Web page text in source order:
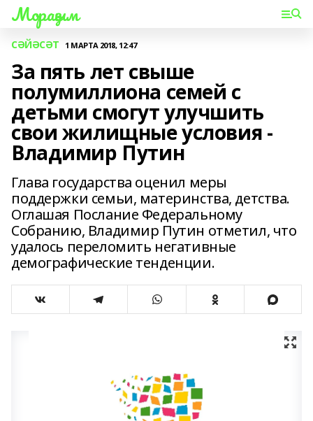
Мораҙым
СӘЙӘСӘТ 1 МАРТА 2018, 12:47
За пять лет свыше
полумиллиона семей с
детьми смогут улучшить
свои жилищные условия -
Владимир Путин
Глава государства оценил меры
поддержки семьи, материнства, детства.
Оглашая Послание Федеральному
Собранию, Владимир Путин отметил, что
удалось переломить негативные
демографические тенденции.